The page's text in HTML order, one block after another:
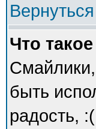
Что
быть
радость,